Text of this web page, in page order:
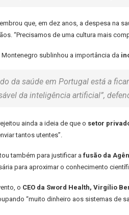
que, em dez anos, a despesa na
“Precisamos de uma cultura mais
Montenegro sublinhou a importância da
da saúde em Portugal está a
da inteligência artificial”,
ainda a ideia de que o setor
tantos utentes”.
também para justificar a fusão da
para aproximar o conhecimento
o CEO da Sword Health, Virgílio
“muito dinheiro aos sistemas de